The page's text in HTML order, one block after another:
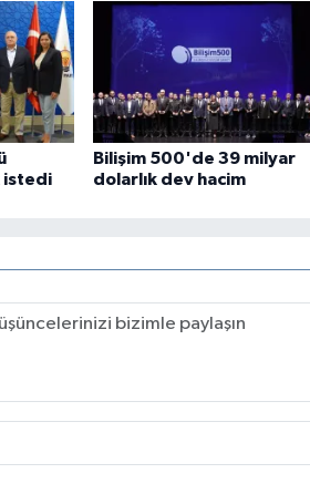
istedi
Bilişim 500'de 39 milyar
dolarlık dev hacim